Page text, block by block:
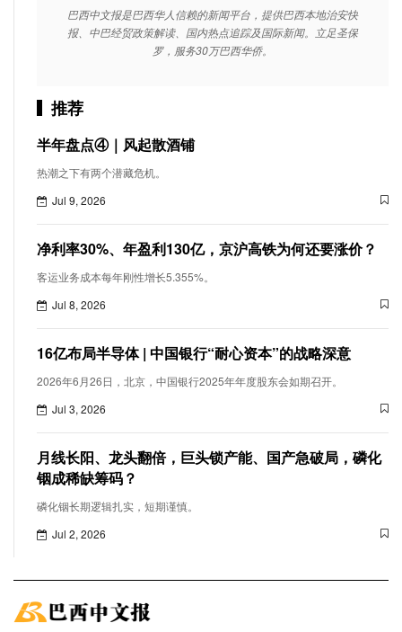
巴西中文报是巴西华人信赖的新闻平台，提供巴西本地治安快
报、中巴经贸政策解读、国内热点追踪及国际新闻。立足圣保
罗，服务30万巴西华侨。
推荐
半年盘点④｜风起散酒铺
热潮之下有两个潜藏危机。
Jul 9, 2026
净利率30%、年盈利130亿，京沪高铁为何还要涨价？
客运业务成本每年刚性增长5.355%。
Jul 8, 2026
16亿布局半导体 | 中国银行“耐心资本”的战略深意
2026年6月26日，北京，中国银行2025年年度股东会如期召开。
Jul 3, 2026
月线长阳、龙头翻倍，巨头锁产能、国产急破局，磷化
铟成稀缺筹码？
磷化铟长期逻辑扎实，短期谨慎。
Jul 2, 2026